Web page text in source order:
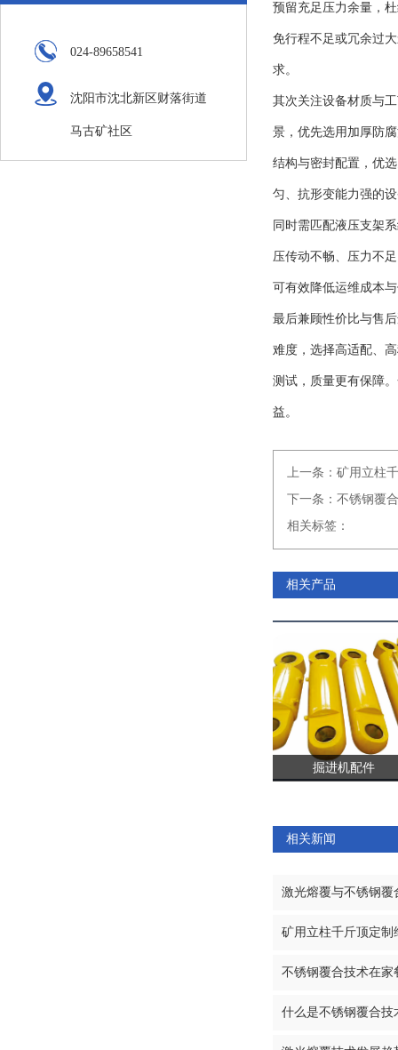
024-89658541
沈阳市沈北新区财落街道
马古矿社区
预留充足压力余量，
免行程不足或冗余过
求。
其次关注设备材质与
景，优先选用加厚防
结构与密封配置，优
匀、抗形变能力强的
同时需匹配液压支架
压传动不畅、压力不
可有效降低运维成本
最后兼顾性价比与售
难度，选择高适配、
测试，质量更有保障
益。
上一条： 矿用立柱
下一条： 不锈钢覆
相关标签：
相关产品
掘进机配件
相关新闻
激光熔覆与不锈钢
矿用立柱千斤顶定
不锈钢覆合技术在
什么是不锈钢覆合